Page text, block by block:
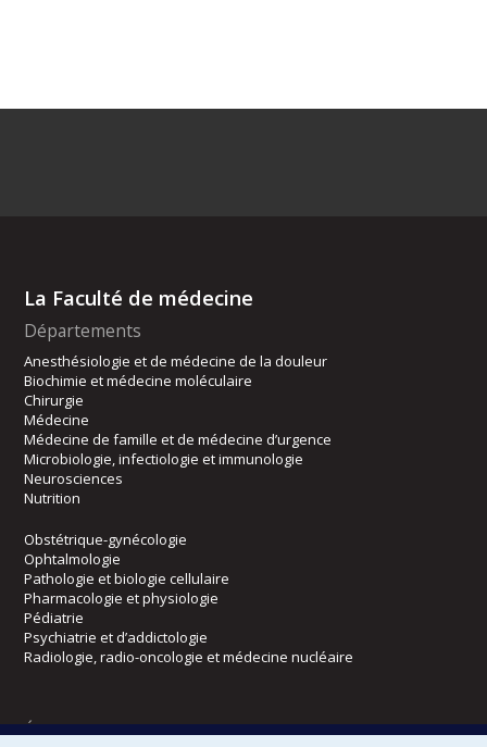
La Faculté de médecine
Départements
Anesthésiologie et de médecine de la douleur
Biochimie et médecine moléculaire
Chirurgie
Médecine
Médecine de famille et de médecine d’urgence
Microbiologie, infectiologie et immunologie
Neurosciences
Nutrition
Obstétrique-gynécologie
Ophtalmologie
Pathologie et biologie cellulaire
Pharmacologie et physiologie
Pédiatrie
Psychiatrie et d’addictologie
Radiologie, radio-oncologie et médecine nucléaire
Écoles